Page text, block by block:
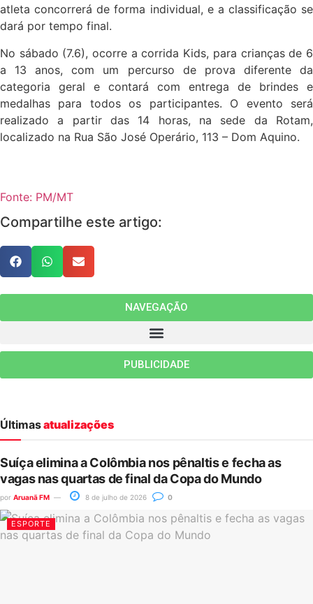
atleta concorrerá de forma individual, e a classificação se
dará por tempo final.
No sábado (7.6), ocorre a corrida Kids, para crianças de 6
a 13 anos, com um percurso de prova diferente da
categoria geral e contará com entrega de brindes e
medalhas para todos os participantes. O evento será
realizado a partir das 14 horas, na sede da Rotam,
localizado na Rua São José Operário, 113 – Dom Aquino.
Fonte: PM/MT
Compartilhe este artigo:
NAVEGAÇÃO
PUBLICIDADE
Últimasatualizações
Suíça elimina a Colômbia nos pênaltis e fecha as
vagas nas quartas de final da Copa do Mundo
por Aruanã FM 8 de julho de 2026 0
ESPORTE